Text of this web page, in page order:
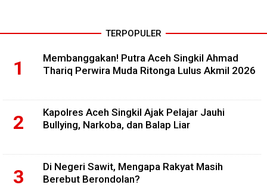
TERPOPULER
Membanggakan! Putra Aceh Singkil Ahmad
Thariq Perwira Muda Ritonga Lulus Akmil 2026
Kapolres Aceh Singkil Ajak Pelajar Jauhi
Bullying, Narkoba, dan Balap Liar
Di Negeri Sawit, Mengapa Rakyat Masih
Berebut Berondolan?